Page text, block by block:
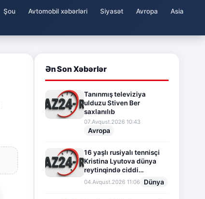
Şou Avtomobil xəbərləri Siyasət Avropa
Asia
Ən Son Xəbərlər
Tanınmış televiziya
ulduzu Stiven Ber
saxlanılıb
07.Avqust.2026 10:43
Avropa
16 yaşlı rusiyalı tennisçi
Kristina Lyutova dünya
reytinqində ciddi
irəliləyişə imza atdı
04.Avqust.2026 11:06 Dünya